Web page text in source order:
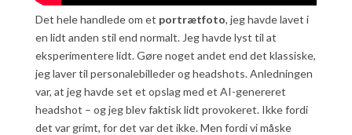
Det hele handlede om et portrætfoto, jeg havde lavet i
en lidt anden stil end normalt. Jeg havde lyst til at
eksperimentere lidt. Gøre noget andet end det klassiske,
jeg laver til personalebilleder og headshots. Anledningen
var, at jeg havde set et opslag med et AI-genereret
headshot – og jeg blev faktisk lidt provokeret. Ikke fordi
det var grimt, for det var det ikke. Men fordi vi måske